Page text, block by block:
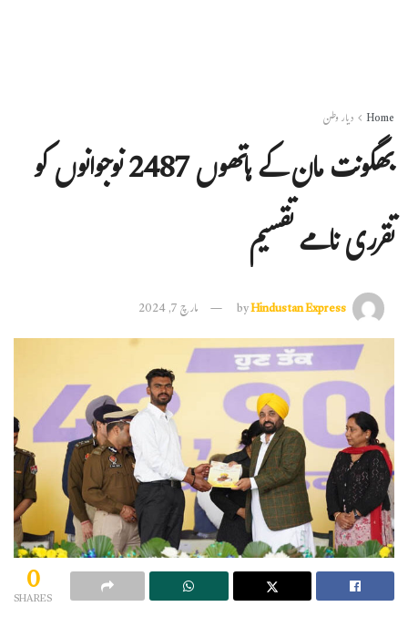
Home دیار وطن
بھگونت مان کے ہاتھوں 2487 نوجوانوں کو
تقرری نامے تقسیم
byHindustan Express مارچ 7, 2024
0
SHARES